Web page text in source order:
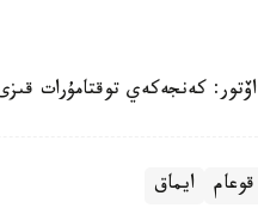
اۆتور: كەنجەكەي توقتامۇرات
قوعام ايماق